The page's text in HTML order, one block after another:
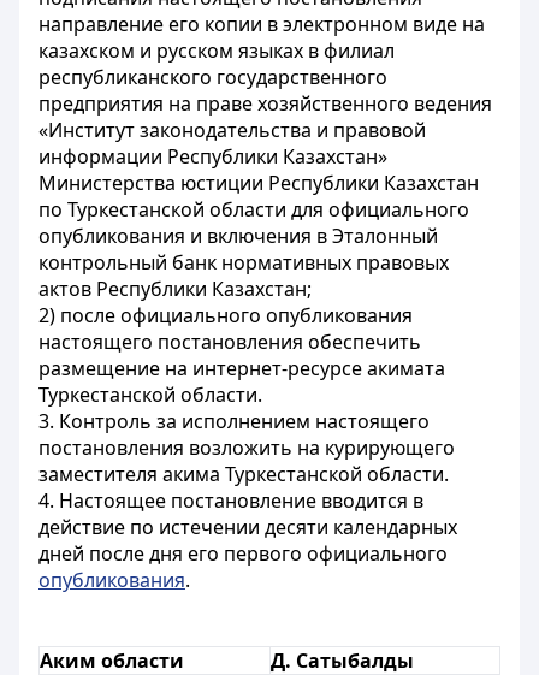
направление его копии в электронном виде на
казахском и русском языках в филиал
республиканского государственного
предприятия на праве хозяйственного ведения
«Институт законодательства и правовой
информации Республики Казахстан»
Министерства юстиции Республики Казахстан
по Туркестанской области для официального
опубликования и включения в Эталонный
контрольный банк нормативных правовых
актов Республики Казахстан;
2) после официального опубликования
настоящего постановления обеспечить
размещение на интернет-ресурсе акимата
Туркестанской области.
3. Контроль за исполнением настоящего
постановления возложить на курирующего
заместителя акима Туркестанской области.
4. Настоящее постановление вводится в
действие по истечении десяти календарных
дней после дня его первого официального
опубликования.
Аким области Д. Сатыбалды